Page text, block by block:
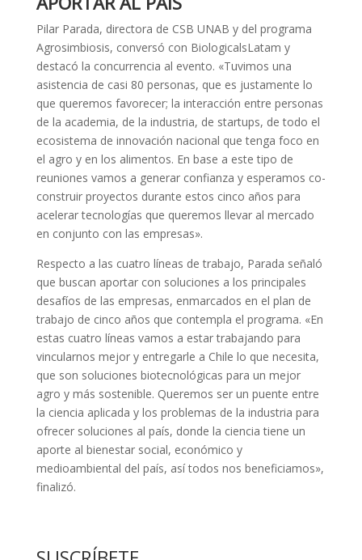
Pilar Parada, directora de CSB UNAB y del programa
Agrosimbiosis, conversó con BiologicalsLatam y
destacó la concurrencia al evento. «Tuvimos una
asistencia de casi 80 personas, que es justamente lo
que queremos favorecer; la interacción entre personas
de la academia, de la industria, de startups, de todo el
ecosistema de innovación nacional que tenga foco en
el agro y en los alimentos. En base a este tipo de
reuniones vamos a generar confianza y esperamos co-
construir proyectos durante estos cinco años para
acelerar tecnologías que queremos llevar al mercado
en conjunto con las empresas».
Respecto a las cuatro líneas de trabajo, Parada señaló
que buscan aportar con soluciones a los principales
desafíos de las empresas, enmarcados en el plan de
trabajo de cinco años que contempla el programa. «En
estas cuatro líneas vamos a estar trabajando para
vincularnos mejor y entregarle a Chile lo que necesita,
que son soluciones biotecnológicas para un mejor
agro y más sostenible. Queremos ser un puente entre
la ciencia aplicada y los problemas de la industria para
ofrecer soluciones al país, donde la ciencia tiene un
aporte al bienestar social, económico y
medioambiental del país, así todos nos beneficiamos»,
finalizó.